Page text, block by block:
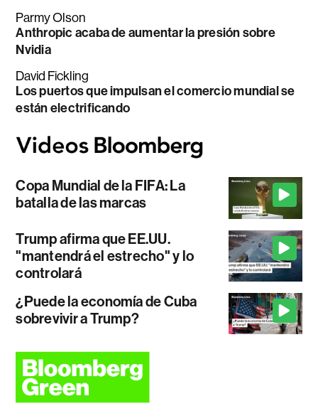
Parmy Olson
Anthropic acaba de aumentar la presión sobre
Nvidia
David Fickling
Los puertos que impulsan el comercio mundial se
están electrificando
Copa Mundial de la FIFA: La
batalla de las marcas
Trump afirma que EE.UU.
"mantendrá el estrecho" y lo
controlará
¿Puede la economía de Cuba
sobrevivir a Trump?